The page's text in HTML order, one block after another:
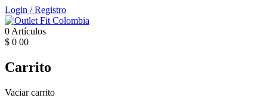
Login /Registro
0 Artículos
$ 0 00
Carrito
Vaciar carrito